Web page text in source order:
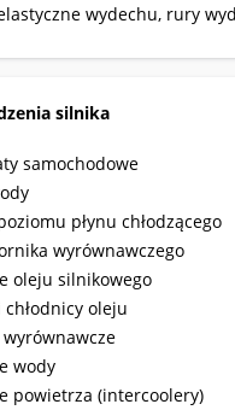
wydechu, rury
silnika
samochodowe
płynu chłodzącego
wyrównawczego
oleju silnikowego
chłodnicy oleju
wody
powietrza (intercoolery)